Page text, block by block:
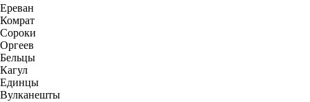
Ереван
Комрат
Сороки
Оргеев
Бельцы
Кагул
Единцы
Вулканешты